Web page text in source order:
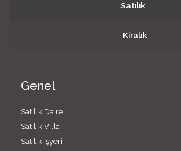
Satılık
Kiralık
Genel
Satılık Daire
Satılık Villa
Satılık İşyeri